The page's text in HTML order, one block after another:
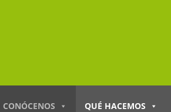
CONÓCENOS QUÉ HACEMOS